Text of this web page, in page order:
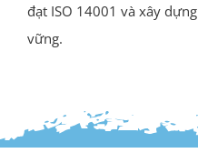
đạt ISO 14001 và xây
vững.